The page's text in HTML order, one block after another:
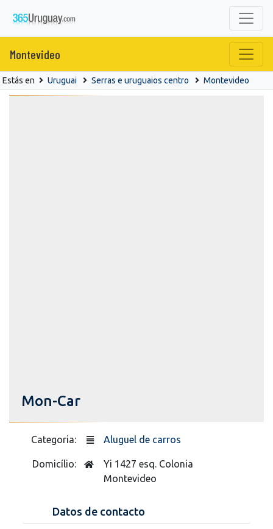
Montevideo
Estás en Uruguai Serras e uruguaios centro Montevideo
Mon-Car
Categoria: Aluguel de carros
Domicílio:
Yi 1427 esq. Colonia
Montevideo
Datos de contacto